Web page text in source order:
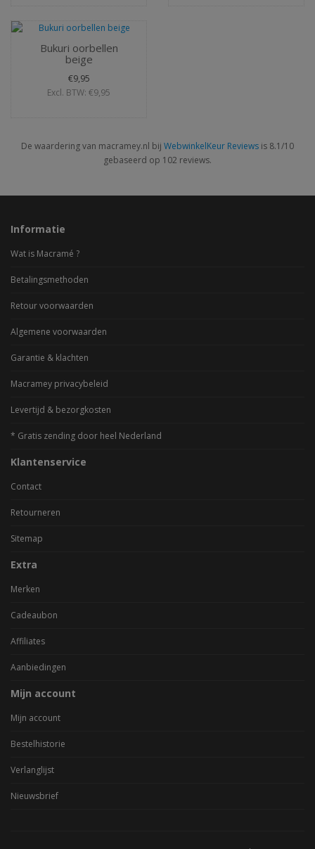
Bukuri oorbellen
beige
€9,95
Excl. BTW: €9,95
De waardering van macramey.nl bij WebwinkelKeur Reviews is 8.1/10
gebaseerd op 102 reviews.
Informatie
Wat is Macramé ?
Betalingsmethoden
Retour voorwaarden
Algemene voorwaarden
Garantie & klachten
Macramey privacybeleid
Levertijd & bezorgkosten
* Gratis zending door heel Nederland
Klantenservice
Contact
Retourneren
Sitemap
Extra
Merken
Cadeaubon
Affiliates
Aanbiedingen
Mijn account
Mijn account
Bestelhistorie
Verlanglijst
Nieuwsbrief